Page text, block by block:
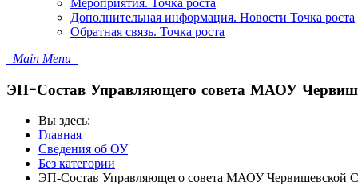
Мероприятия. Точка роста
Дополнительная информация. Новости Точка роста
Обратная связь. Точка роста
Main Menu
ЭП-Состав Управляющего совета МАОУ
Вы здесь:
Главная
Сведения об ОУ
Без категории
ЭП-Состав Управляющего совета МАОУ Червишевской